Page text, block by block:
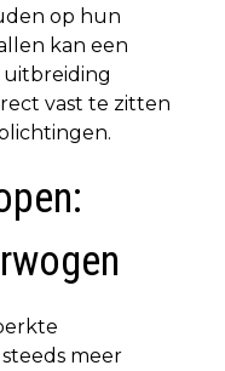
op hun
kan een
uitbreiding
vast te zitten
meer